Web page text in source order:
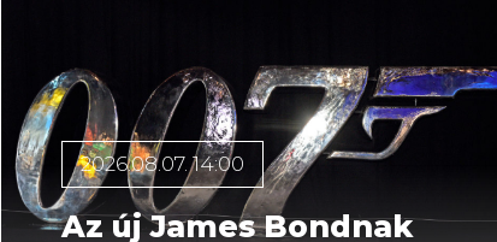
2026.08.07. 14:00
Az új James Bondnak